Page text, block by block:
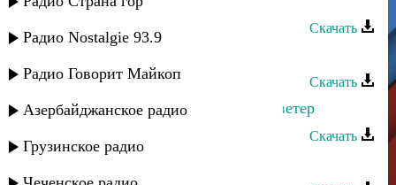
Радио Nostalgie 93.9
Радио Говорит Майкоп
Азербайджанское радио
Грузинское радио
Скачать
Скачать
Шагалай Магомедова - Весенний ветер
Скачать